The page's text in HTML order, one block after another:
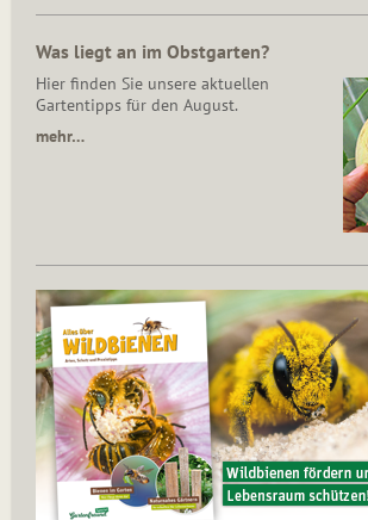
Was liegt an im Obstgarten?
Hier finden Sie unsere aktuellen
Gartentipps für den August.
mehr…